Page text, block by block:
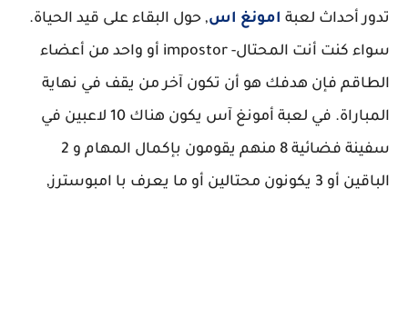
تدور أحداث لعبة امونغ اس, حول البقاء على قيد الحياة.
سواء كنت أنت المحتال- impostor أو واحد من أعضاء
الطاقم فإن هدفك هو أن تكون آخر من يقف في نهاية
المباراة. في لعبة أمونغ آس يكون هناك 10 لاعبين في
سفينة فضائية 8 منهم يقومون بإكمال المهام و 2
الباقين أو 3 يكونون محتالين أو ما يعرف با امبوسترز,